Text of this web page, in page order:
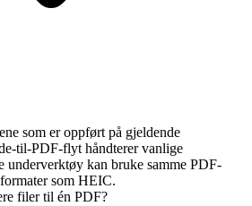
som er oppført på gjeldende
til-PDF-flyt håndterer vanlige
underverktøy kan bruke samme PDF-
som HEIC.
filer til én PDF?